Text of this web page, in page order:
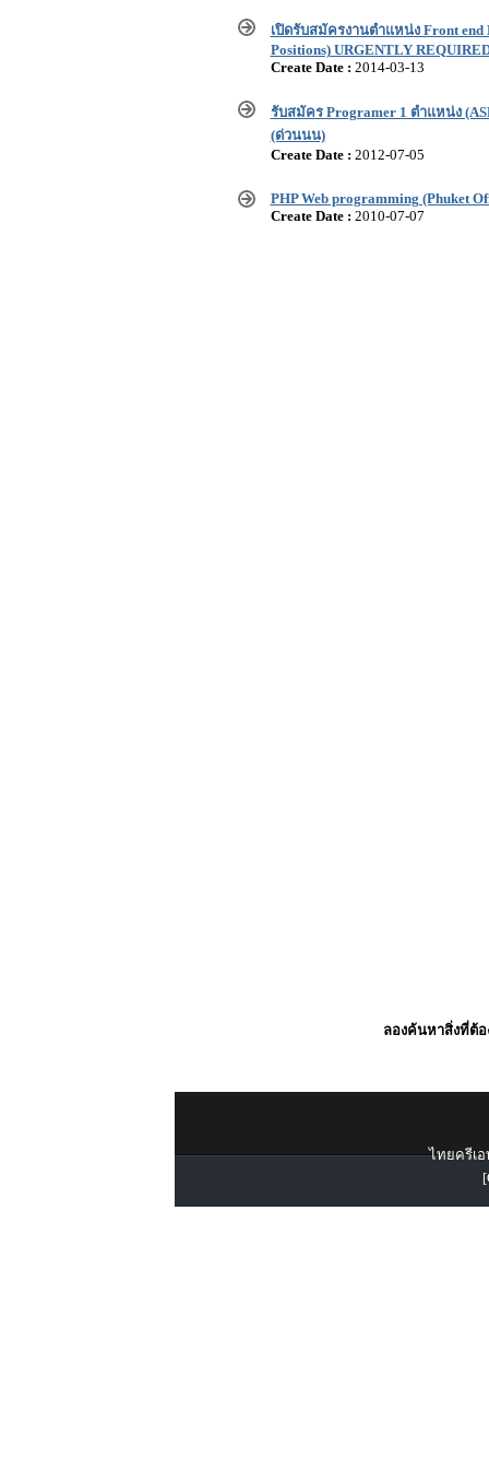
เปิดรับสมัครงานตำแหน่ง Front end
Positions) URGENTLY
Create Date : 2014-03-13
รับสมัคร Programer 1 ตำแหน่ง
(ด่วนนน)
Create Date : 2012-07-05
PHP Web programming (Phuket
Create Date : 2010-07-07
ลองค้นหาสิ่งที่ต้อ
ไทยครีเอ
[